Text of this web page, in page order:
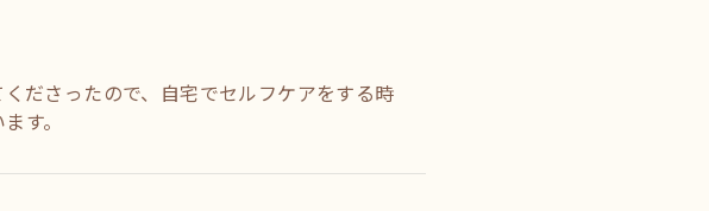
ださったので、自宅でセルフケアをする時
す。